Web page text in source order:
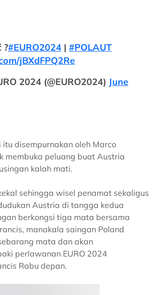
?#EURO2024 | #POLAUT
jBXdFPQ2Re
2024 (@EURO2024) June
disempurnakan oleh Marco
membuka peluang buat Austria
kalah mati.
sehingga wisel penamat sekaligus
Austria di tangga kedua
berkongsi tiga mata bersama
manakala saingan Poland
mata dan akan
perlawanan EURO 2024
Rabu depan.